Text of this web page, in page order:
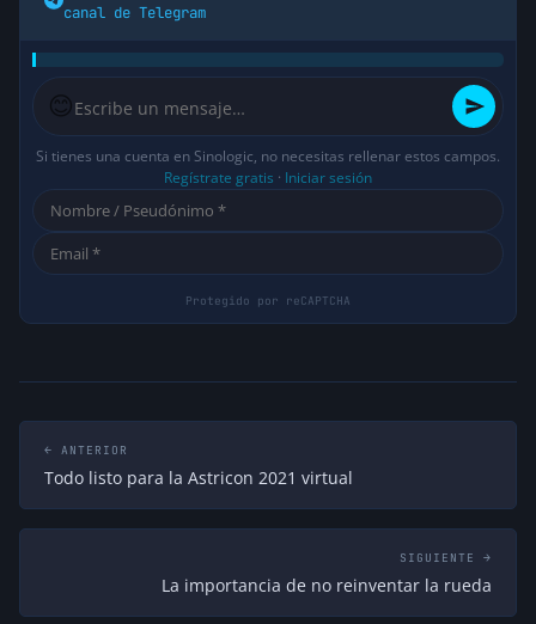
canal de Telegram
😊
Si tienes una cuenta en Sinologic, no necesitas rellenar estos campos.
Regístrate gratis · Iniciar sesión
← ANTERIOR
Todo listo para la Astricon 2021 virtual
SIGUIENTE →
La importancia de no reinventar la rueda